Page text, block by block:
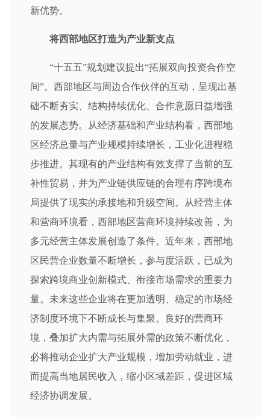
新优势。
将西部地区打造为产业新支点
“十五五”规划建议提出“拓展双向投资合作空
间”。西部地区与周边合作伙伴的互动，呈现出基
础不断夯实、结构持续优化、合作意愿日益增强
的发展态势。从经济基础和产业结构看，西部地
区经济总量与产业规模持续增长，工业化进程稳
步推进。其现有的产业结构有效支撑了当前的互
补性贸易，并为产业链供应链的合理有序跨境布
局提供了现实的承接地和升级空间。从经营主体
和营商环境看，西部地区营商环境持续改善，为
多元经营主体发展创造了条件。近年来，西部地
区民营企业数量不断增长，参与度活跃，已成为
探索跨境商业创新模式、衔接市场需求的重要力
量。未来这些企业将在更加透明、稳定的市场经
济制度环境下不断成长与集聚。良好的营商环
境，叠加扩大内需与拓展外需的政策不断优化，
必将推动企业扩大产业规模，增加劳动就业，进
而提高当地居民收入，缩小区域差距，促进区域
经济协调发展。